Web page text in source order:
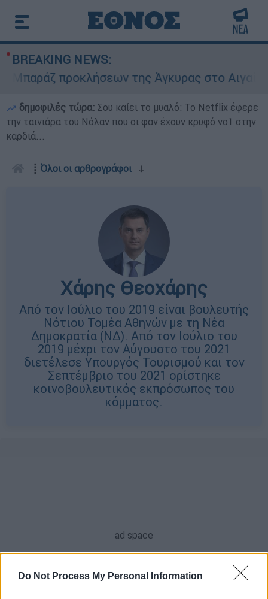
Do Not Process My Personal Information
BREAKING NEWS:
προκλήσεων της Άγκυρας στο Αιγαίο:
δημοφιλές τώρα: Σου καίει το μυαλό: Το Netflix έφερε
την ταινιάρα του Νόλαν που οι φαν έχουν κρυφό νο1 στην
καρδιά...
┋ Όλοι οι αρθρογράφοιↆ
Χάρης Θεοχάρης
Από τον Ιούλιο του 2019 είναι βουλευτής
Νότιου Τομέα Αθηνών με τη Νέα
Δημοκρατία (ΝΔ). Από τον Ιούλιο του
2019 μέχρι τον Αύγουστο του 2021
διετέλεσε Υπουργός Τουρισμού και τον
Σεπτέμβριο του 2021 ορίστηκε
κοινοβουλευτικός εκπρόσωπος του
κόμματος.